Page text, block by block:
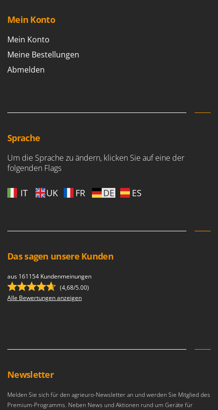
Mein Konto
Mein Konto
Meine Bestellungen
Abmelden
Sprache
Um die Sprache zu ändern, klicken Sie auf eine der
folgenden Flags
IT UK FR DE ES
Das sagen unsere Kunden
aus 161154 Kundenmeinungen
(4,68/5.00)
Alle Bewertungen anzeigen
Newsletter
Melden Sie sich für den agrieuro-Newsletter an und werden Sie Mitglied des
Premium-Programms. Neben News und Aktionen rund um Geräte für